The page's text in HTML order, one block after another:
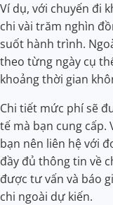
Ví dụ, với chuyến đi
chi vài trăm nghìn
suốt hành trình.
theo từng ngày cụ
khoảng thời gian
Chi tiết mức phí sẽ
tế mà bạn cung cấp.
bạn nên liên hệ với
đầy đủ thông tin về
được tư vấn và báo
chi ngoài dự kiến.